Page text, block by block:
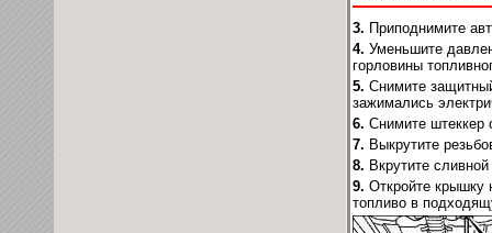
3. Приподнимите
4. Уменьшите
горловины
5. Снимите
зажимались
6. Снимите штеккер
7. Выкрутите
8. Вкрутите
9. Откройте крышку
топливо в